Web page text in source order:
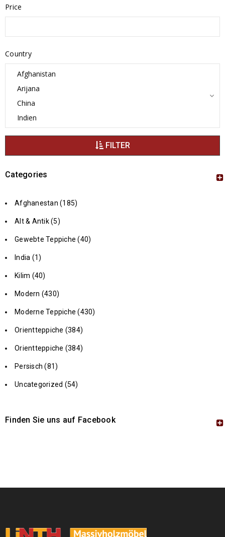
Price
Country
FILTER
Categories
Afghanestan (185)
Alt & Antik (5)
Gewebte Teppiche (40)
India (1)
Kilim (40)
Modern (430)
Moderne Teppiche (430)
Orientteppiche (384)
Orientteppiche (384)
Persisch (81)
Uncategorized (54)
Finden Sie uns auf Facebook